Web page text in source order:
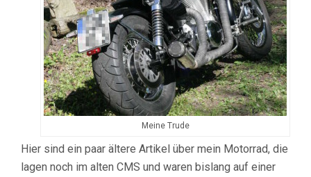
Meine Trude
Hier sind ein paar ältere Artikel über mein Motorrad, die
lagen noch im alten CMS und waren bislang auf einer